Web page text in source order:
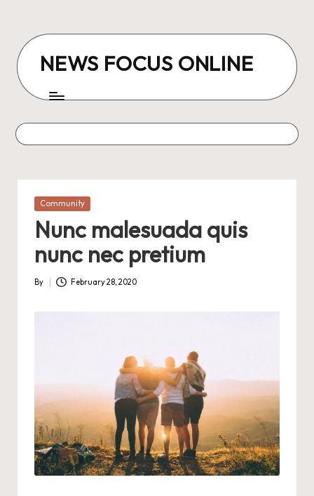
content
NEWS FOCUS ONLINE
Posted
Community
Nunc malesuada quis
nunc nec pretium
Posted
By February 28, 2020